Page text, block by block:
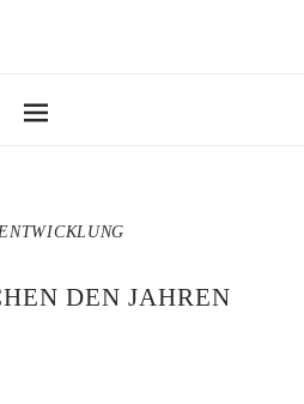
DEN JAHREN